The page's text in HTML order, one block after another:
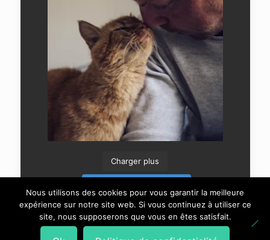
Charger plus
Nous utilisons des cookies pour vous garantir la meilleure
expérience sur notre site web. Si vous continuez à utiliser ce
site, nous supposerons que vous en êtes satisfait.